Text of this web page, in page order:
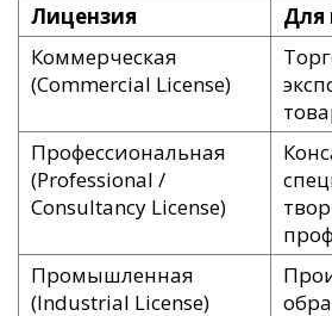
Лицензия
Для
Коммерческая
(Commercial License)
Профессиональная
(Professional /
Consultancy License)
Промышленная
(Industrial License)